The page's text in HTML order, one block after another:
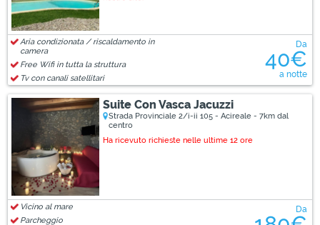
Da
40€
a notte
Aria condizionata / riscaldamento in
camera
Free Wifi in tutta la struttura
Tv con canali satellitari
Suite Con Vasca Jacuzzi
Strada Provinciale 2/i-ii 105 - Acireale - 7km dal
centro
Ha ricevuto richieste nelle ultime 12 ore
Da
Vicino al mare
Parcheggio